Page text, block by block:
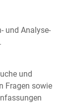
und Analyse-
und
Fragen sowie